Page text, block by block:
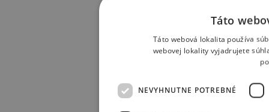
Táto
Táto webová lokalita používa
webovej lokality vyjadrujete
NEVYHNUTNE POTREBNÉ